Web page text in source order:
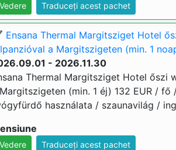
Vedere Traduceți acest pachet
Thermal Margitsziget Hotel
a Margitszigeten (min. 1
- 2026.11.30
Thermal Margitsziget Hotel őszi
(min. 1 éj) 132 EUR /
használata / szaunavilág /
Vedere Traduceți acest pachet